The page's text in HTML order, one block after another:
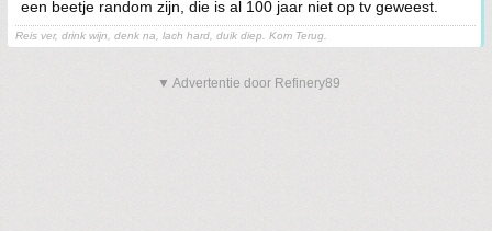
een beetje random zijn, die is al 100 jaar niet op tv geweest.
Reis ver, drink wijn, denk na, lach hard, duik diep. Kom Terug.
▼ Advertentie door Refinery89